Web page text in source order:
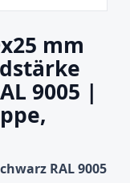
mm
9005 |
RAL 9005